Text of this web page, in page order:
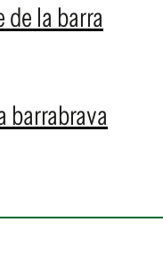
la barra
barrabrava